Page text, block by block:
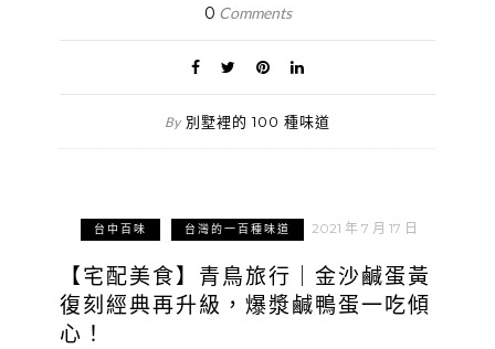
0 Comments
By 別墅裡的 100 種味道
台中百味 台灣的一百種味道 2021 年 7 月 17 日
【宅配美食】青鳥旅行｜金沙鹹蛋黃
復刻經典再升級，爆漿鹹鴨蛋一吃傾
心！